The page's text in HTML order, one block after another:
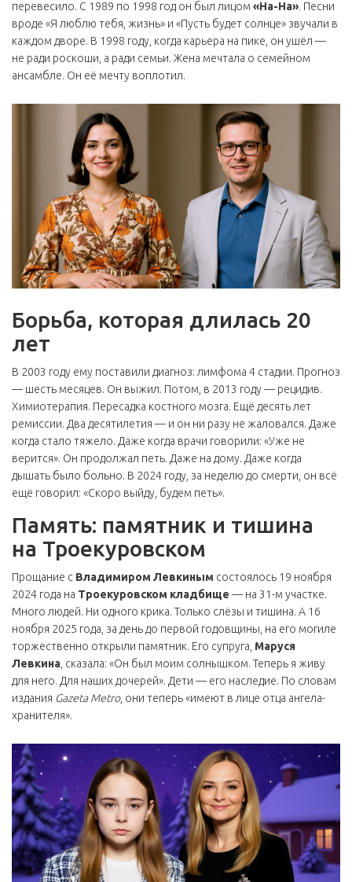
перевесило. С 1989 по 1998 год он был лицом «На-На». Песни
вроде «Я люблю тебя, жизнь» и «Пусть будет солнце» звучали в
каждом дворе. В 1998 году, когда карьера на пике, он ушёл —
не ради роскоши, а ради семьи. Жена мечтала о семейном
ансамбле. Он её мечту воплотил.
Борьба, которая длилась 20
лет
В 2003 году ему поставили диагноз: лимфома 4 стадии. Прогноз
— шесть месяцев. Он выжил. Потом, в 2013 году — рецидив.
Химиотерапия. Пересадка костного мозга. Ещё десять лет
ремиссии. Два десятилетия — и он ни разу не жаловался. Даже
когда стало тяжело. Даже когда врачи говорили: «Уже не
верится». Он продолжал петь. Даже на дому. Даже когда
дышать было больно. В 2024 году, за неделю до смерти, он всё
ещё говорил: «Скоро выйду, будем петь».
Память: памятник и тишина
на Троекуровском
Прощание с Владимиром Левкиным состоялось 19 ноября
2024 года на Троекуровском кладбище — на 31-м участке.
Много людей. Ни одного крика. Только слёзы и тишина. А 16
ноября 2025 года, за день до первой годовщины, на его могиле
торжественно открыли памятник. Его супруга, Маруся
Левкина, сказала: «Он был моим солнышком. Теперь я живу
для него. Для наших дочерей». Дети — его наследие. По словам
издания Gazeta Metro, они теперь «имеют в лице отца ангела-
хранителя».